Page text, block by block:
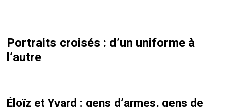
Portraits croisés : d’un uniforme à
l’autre
Éloïz et Yvard : gens d’armes, gens de